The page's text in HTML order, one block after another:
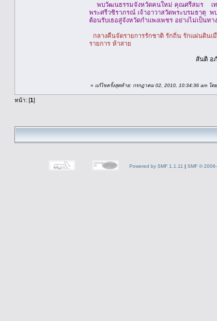
พบวัฒนธรรมจังหวัดคนใหม่ คุณศรีสมร เทพ
พระศรีวชิราภรณ์ เจ้าอาวาสวัดพระบรมธาตุ พ
ต้อนรับเธอสู่จังหวัดกำแพงเพชร อย่างไม่เป็นทา
กลางคืนจัดรายการรักชาติ รักถิ่น รักแผ่นดิน
รายการ ห้าสาย
สันติ อภัยร
« แก้ไขครั้งสุดท้าย: กรกฎาคม 02, 2010, 10:34:36 am โด
หน้า: [1]
Powered by SMF 1.1.11 | SMF ©